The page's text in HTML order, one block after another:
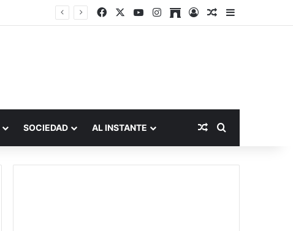
FacebookYouTubeInstagram
ArchiveAccesoPublicación al
Barra lateral
SOCIEDAD AL INSTANTE Publicación al
Buscar por